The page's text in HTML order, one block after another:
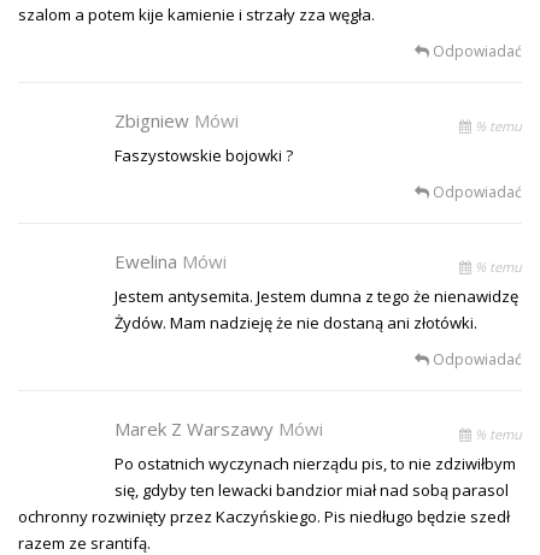
szalom a potem kije kamienie i strzały zza węgła.
Odpowiadać
Zbigniew Mówi % temu
Faszystowskie bojowki ?
Odpowiadać
Ewelina Mówi % temu
Jestem antysemita. Jestem dumna z tego że nienawidzę
Żydów. Mam nadzieję że nie dostaną ani złotówki.
Odpowiadać
Marek Z Warszawy Mówi % temu
Po ostatnich wyczynach nierządu pis, to nie zdziwiłbym
się, gdyby ten lewacki bandzior miał nad sobą parasol
ochronny rozwinięty przez Kaczyńskiego. Pis niedługo będzie szedł
razem ze srantifą.